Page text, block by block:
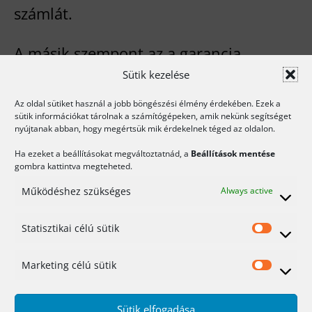
Sütik kezelése
Az oldal sütiket használ a jobb böngészési élmény érdekében. Ezek a
sütik információkat tárolnak a számítógépeken, amik nekünk segítséget
nyújtanak abban, hogy megértsük mik érdekelnek téged az oldalon.
Ha ezeket a beállításokat megváltoztatnád, a Beállítások mentése
gombra kattintva megteheted.
Működéshez szükséges Always active
Statisztikai célú sütik
célú
sütik
Marketing célú sütik
célú
Sütik elfogadása
számlát.
A másik szempont az a garancia.
Meddig érvényes? Hol lehet
érvényesíteni a garanciát. Notebookok
esetében sokszor előfordul, hogy a
gépet külföldön szervizelik és minimum
egy hétig tart az átnézés/javítás. A
boltban minden esetben felvilágosítást
kell adjanak ennek menetéről.
Hol vegyem a számítógépet?